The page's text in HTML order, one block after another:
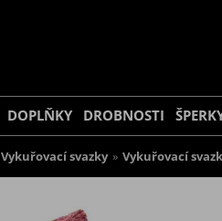
DOPLŇKY DROBNOSTI
Vykuřovací svazky » Vykuřovací